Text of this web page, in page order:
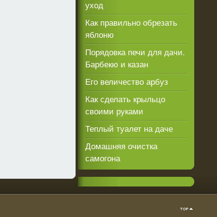
уход
Как правильно обрезать
яблоню
Порядовка печи для дачи.
Барбекю и казан
Его величество арбуз
Как сделать крыльцо
своими руками
Теплый туалет на даче
Домашняя очистка
самогона